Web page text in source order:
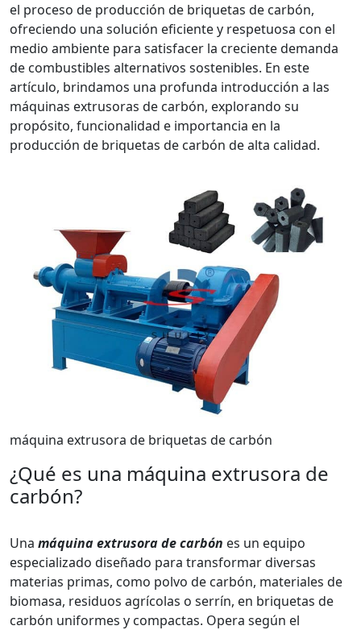
el proceso de producción de briquetas de carbón,
ofreciendo una solución eficiente y respetuosa con el
medio ambiente para satisfacer la creciente demanda
de combustibles alternativos sostenibles. En este
artículo, brindamos una profunda introducción a las
máquinas extrusoras de carbón, explorando su
propósito, funcionalidad e importancia en la
producción de briquetas de carbón de alta calidad.
máquina extrusora de briquetas de carbón
¿Qué es una máquina extrusora de
carbón?
Una máquina extrusora de carbón es un equipo
especializado diseñado para transformar diversas
materias primas, como polvo de carbón, materiales de
biomasa, residuos agrícolas o serrín, en briquetas de
carbón uniformes y compactas. Opera según el